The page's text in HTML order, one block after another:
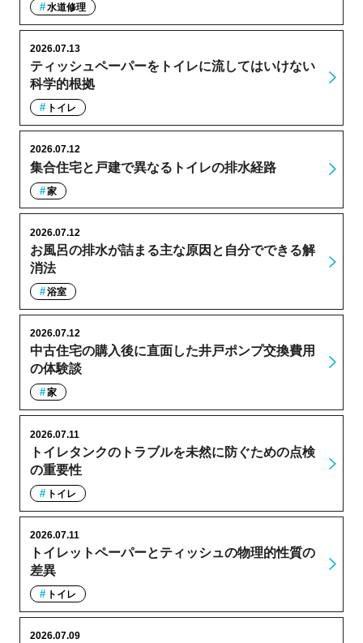
水道修理
ティッシュペーパーをトイレに流してはいけない
科学的根拠
2026.07.13
トイレ
集合住宅と戸建で異なるトイレの排水経路
2026.07.12
家
お風呂の排水が詰まる主な原因と自分でできる解
消法
2026.07.12
浴室
中古住宅の購入後に直面した井戸ポンプ交換費用
の体験談
2026.07.12
家
トイレタンクのトラブルを未然に防ぐための点検
の重要性
2026.07.11
トイレ
トイレットペーパーとティッシュの物理的性質の
差異
2026.07.11
トイレ
2026.07.09